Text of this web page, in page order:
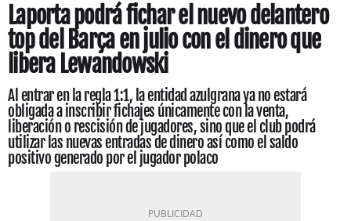
Laporta podrá fichar el nuevo delantero
top del Barça en julio con el dinero que
libera Lewandowski
Al entrar en la regla 1:1, la entidad azulgrana ya no estará
obligada a inscribir fichajes únicamente con la venta,
liberación o rescisión de jugadores, sino que el club podrá
utilizar las nuevas entradas de dinero así como el saldo
positivo generado por el jugador polaco